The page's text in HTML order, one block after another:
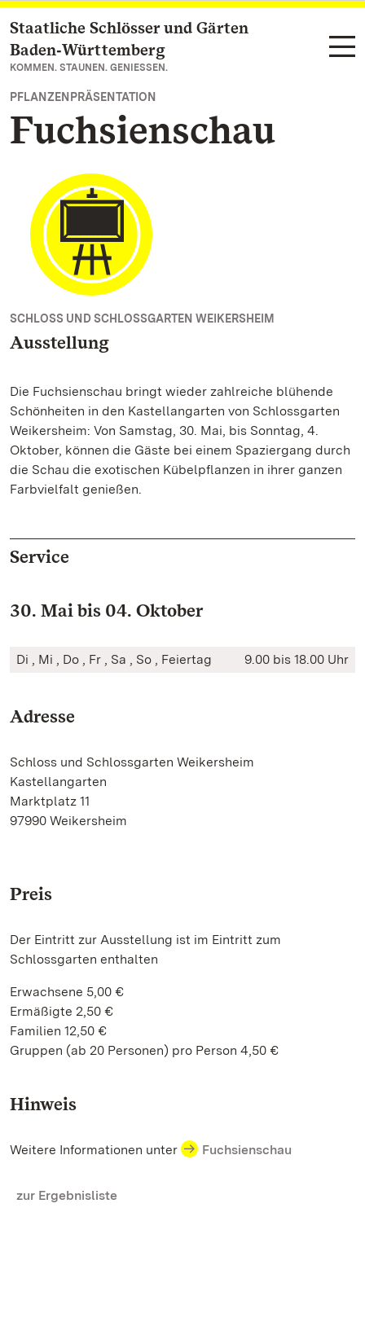
Zum Hauptinhalt springen
Staatliche Schlösser und Gärten
Baden‑Württemberg
KOMMEN. STAUNEN. GENIESSEN.
PFLANZENPRÄSENTATION
Fuchsienschau
SCHLOSS UND SCHLOSSGARTEN WEIKERSHEIM
Ausstellung
Die Fuchsienschau bringt wieder zahlreiche blühende
Schönheiten in den Kastellangarten von Schlossgarten
Weikersheim: Von Samstag, 30. Mai, bis Sonntag, 4.
Oktober, können die Gäste bei einem Spaziergang durch
die Schau die exotischen Kübelpflanzen in ihrer ganzen
Farbvielfalt genießen.
Service
30. Mai bis 04. Oktober
Di , Mi , Do , Fr , Sa , So , Feiertag 9.00 bis 18.00 Uhr
Adresse
Schloss und Schlossgarten Weikersheim
Kastellangarten
Marktplatz 11
97990 Weikersheim
Preis
Der Eintritt zur Ausstellung ist im Eintritt zum
Schlossgarten enthalten
Erwachsene 5,00 €
Ermäßigte 2,50 €
Familien 12,50 €
Gruppen (ab 20 Personen) pro Person 4,50 €
Hinweis
Weitere Informationen unter Fuchsienschau
zur Ergebnisliste